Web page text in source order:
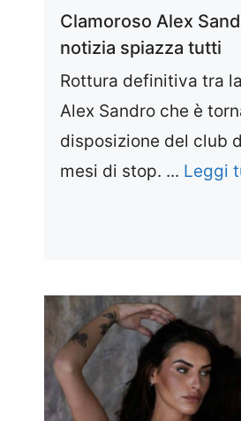
Clamoroso Alex
notizia spiazza tutti
Rottura definitiva tra
Alex Sandro che è
disposizione del club
mesi di stop. ... Leggi